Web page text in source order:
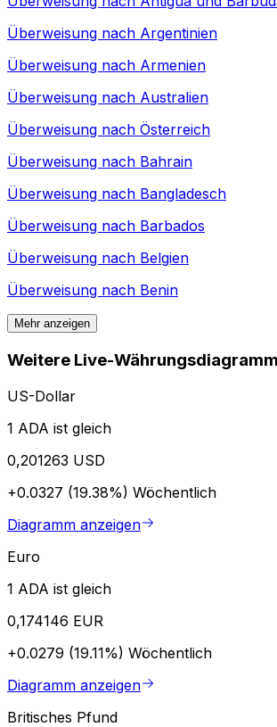
Überweisung nach Argentinien
Überweisung nach Armenien
Überweisung nach Australien
Überweisung nach Österreich
Überweisung nach Bahrain
Überweisung nach Bangladesch
Überweisung nach Barbados
Überweisung nach Belgien
Überweisung nach Benin
Mehr anzeigen
Weitere Live-
US-Dollar
1 ADA ist gleich
0,201263 USD
+0.0327 (19.38%) Wöchentlich
Diagramm anzeigen
Euro
1 ADA ist gleich
0,174146 EUR
+0.0279 (19.11%) Wöchentlich
Diagramm anzeigen
Britisches Pfund